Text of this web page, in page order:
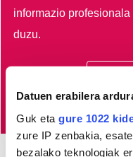
Datuen erabilera
Guk eta gure 1022
zure IP zenbakia,
bezalako teknologiak
informazio
duzu.